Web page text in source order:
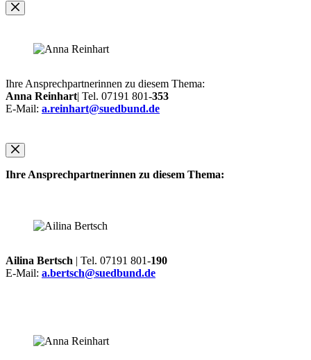
Ihre Ansprechpartnerinnen zu diesem Thema:
Anna Reinhart| Tel. 07191 801-353
E-Mail: a.reinhart@suedbund.de
Ihre Ansprechpartnerinnen zu diesem Thema:
Ailina Bertsch | Tel. 07191 801-190
E-Mail: a.bertsch@suedbund.de